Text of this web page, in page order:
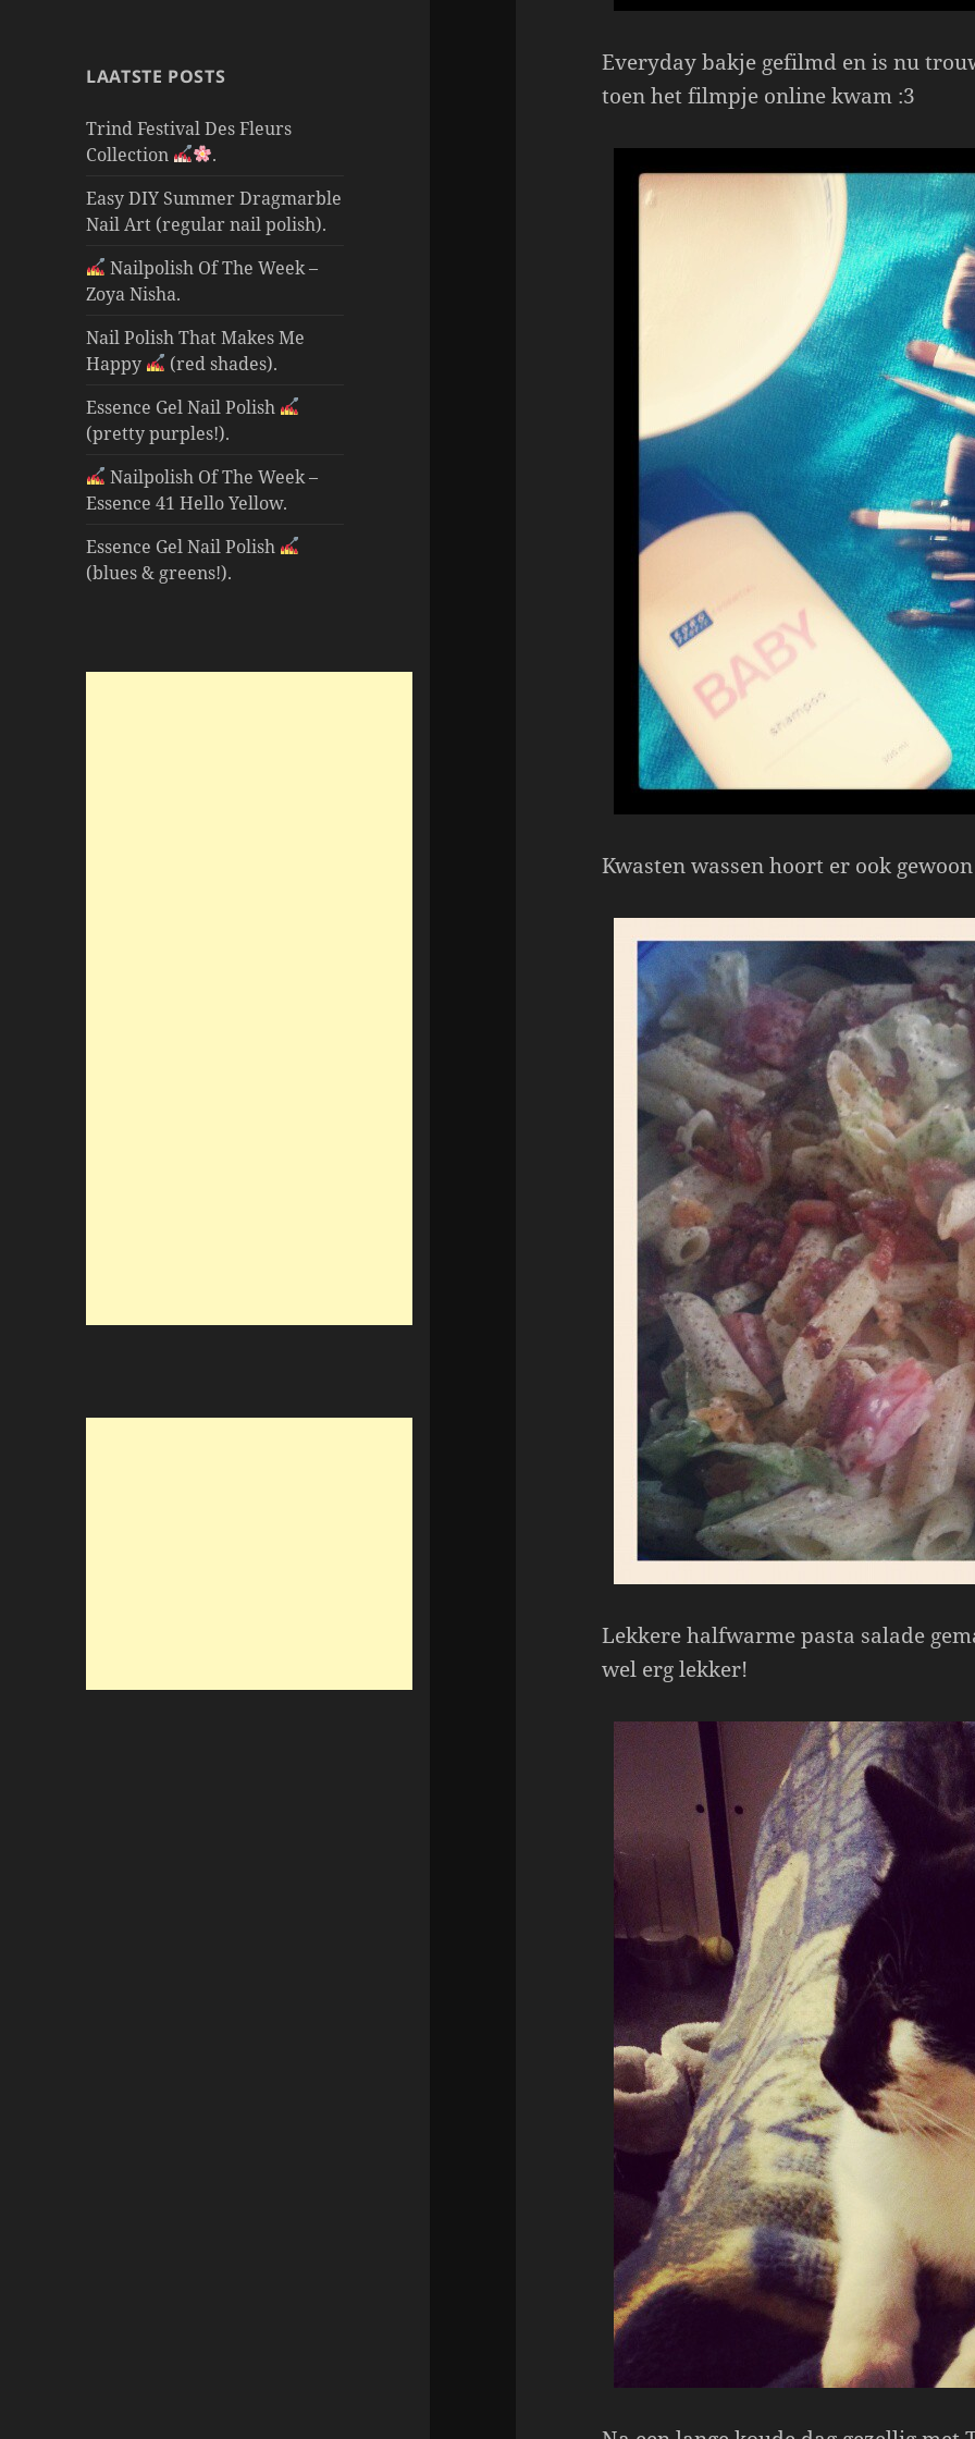
LAATSTE POSTS
Trind Festival Des Fleurs
Collection
.
Easy DIY Summer Dragmarble
Nail Art (regular nail polish).
Nailpolish Of The Week –
Zoya Nisha.
Nail Polish That Makes Me
Happy
(red shades).
Essence Gel Nail Polish
(pretty purples!).
Nailpolish Of The Week –
Essence 41 Hello Yellow.
Essence Gel Nail Polish
(blues & greens!).
Everyday bakje gefilmd en is nu
toen het filmpje online kwam :3
Kwasten wassen hoort er ook
Lekkere halfwarme pasta salade
wel erg lekker!